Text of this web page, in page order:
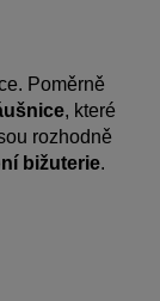
Poměrně
, které
rozhodně
bižuterie.